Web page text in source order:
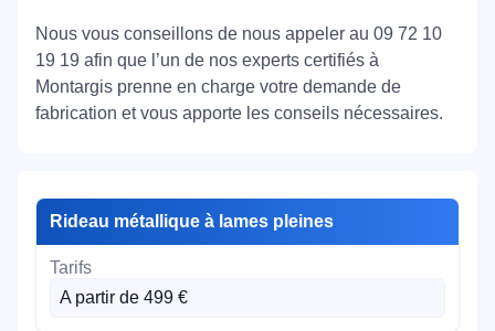
Nous vous conseillons de nous appeler au 09 72 10
19 19 afin que l’un de nos experts certifiés à
Montargis prenne en charge votre demande de
fabrication et vous apporte les conseils nécessaires.
Rideau métallique à lames pleines
A partir de 499 €